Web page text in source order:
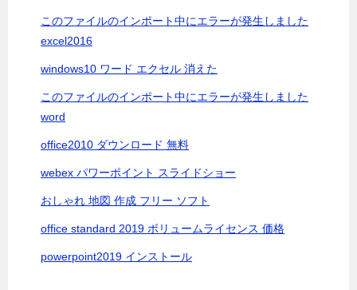
このファイルのインポート中にエラーが発生しました
excel2016
windows10 ワード エクセル 消えた
このファイルのインポート中にエラーが発生しました
word
office2010 ダウンロード 無料
webex パワーポイント スライドショー
おしゃれ 地図 作成 フリー ソフト
office standard 2019 ボリュームライセンス 価格
powerpoint2019 インストール